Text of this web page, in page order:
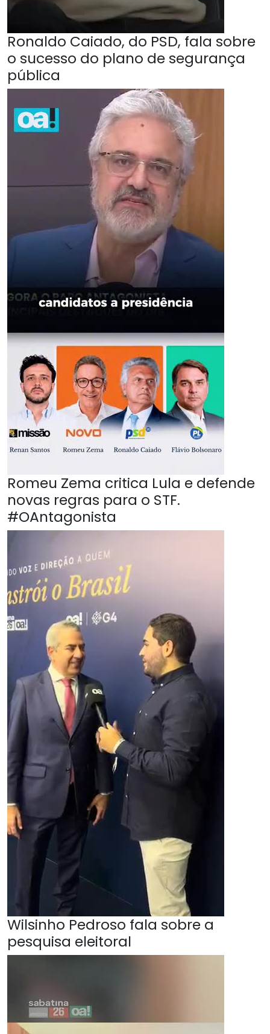
Ronaldo Caiado, do PSD, fala sobre
o sucesso do plano de segurança
pública
Romeu Zema critica Lula e defende
novas regras para o STF.
#OAntagonista
Wilsinho Pedroso fala sobre a
pesquisa eleitoral